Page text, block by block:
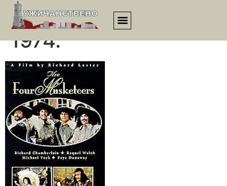
Četiri musketara iz
1974.